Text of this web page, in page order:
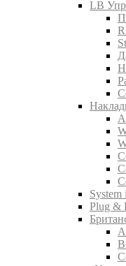
LB
System
Plug &